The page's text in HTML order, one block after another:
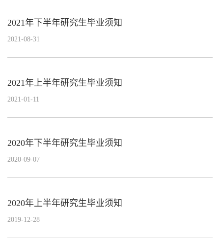
2021年下半年研究生毕业须知
2021-08-31
2021年上半年研究生毕业须知
2021-01-11
2020年下半年研究生毕业须知
2020-09-07
2020年上半年研究生毕业须知
2019-12-28